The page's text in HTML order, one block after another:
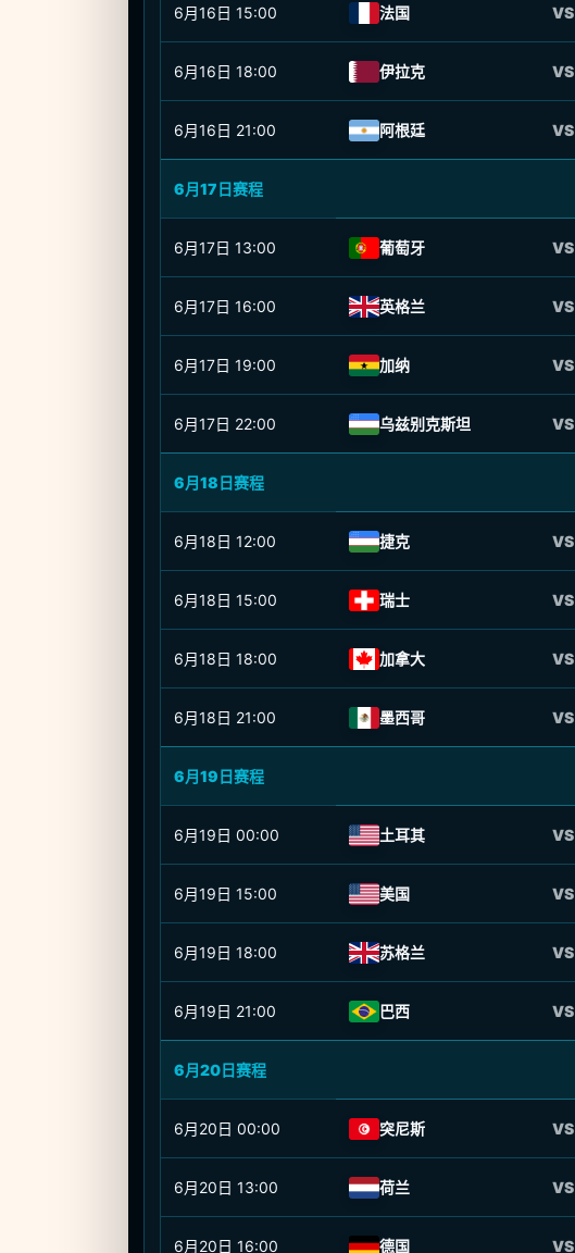
6月16日 15:00 法国 VS
6月16日 18:00 伊拉克 VS
6月16日 21:00 阿根廷 VS
6月17日赛程
6月17日 13:00 葡萄牙 VS
6月17日 16:00 英格兰 VS
6月17日 19:00 加纳 VS
6月17日 22:00 乌兹别克斯坦 VS
6月18日赛程
6月18日 12:00 捷克 VS
6月18日 15:00 瑞士 VS
6月18日 18:00 加拿大 VS
6月18日 21:00 墨西哥 VS
6月19日赛程
6月19日 00:00 土耳其 VS
6月19日 15:00 美国 VS
6月19日 18:00 苏格兰 VS
6月19日 21:00 巴西 VS
6月20日赛程
6月20日 00:00 突尼斯 VS
6月20日 13:00 荷兰 VS
6月20日 16:00 德国 VS